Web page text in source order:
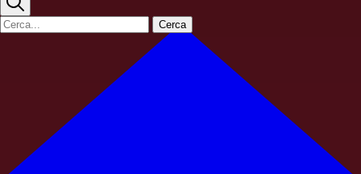
Cerca